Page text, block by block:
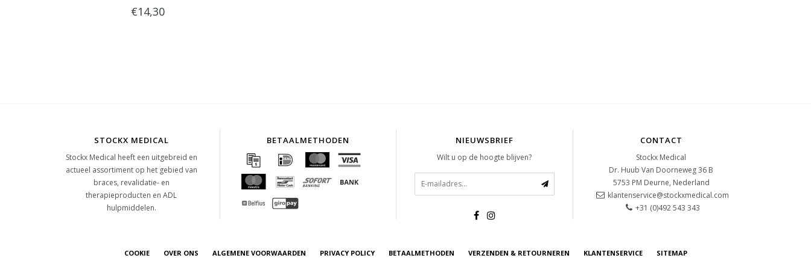
€14,30
STOCKX MEDICAL
Stockx Medical heeft een uitgebreid en
actueel assortiment op het gebied van
braces, revalidatie- en
therapieproducten en ADL
hulpmiddelen.
BETAALMETHODEN NIEUWSBRIEF
Wilt u op de hoogte blijven?
CONTACT
Stockx Medical
Dr. Huub Van Doorneweg 36 B
5753 PM Deurne, Nederland
klantenservice@stockxmedical.com
+31 (0)492 543 343
COOKIE OVER ONS ALGEMENE VOORWAARDEN PRIVACY POLICY BETAALMETHODEN VERZENDEN & RETOURNEREN KLANTENSERVICE SITEMAP